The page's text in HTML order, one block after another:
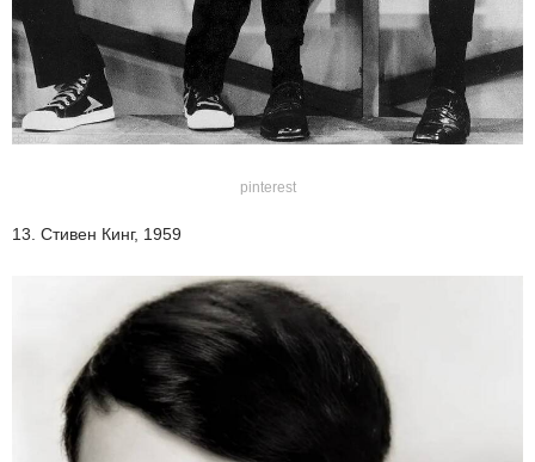
pinterest
13. Стивен Кинг, 1959